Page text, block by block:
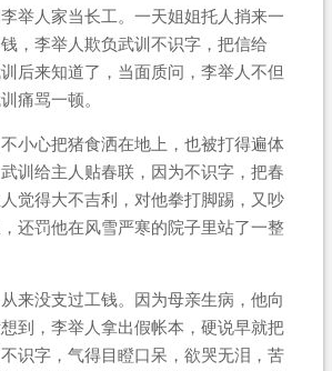
举人家当长工。一天姐姐托人捎来一
，李举人欺负武训不识字，把信给
后来知道了，当面质问，李举人不但
痛骂一顿。
小心把猪食洒在地上，也被打得遍体
训给主人贴春联，因为不识字，把春
觉得大不吉利，对他拳打脚踢，又吵
还罚他在风雪严寒的院子里站了一整
来没支过工钱。因为母亲生病，他向
到，李举人拿出假帐本，硬说早就把
识字，气得目瞪口呆，欲哭无泪，苦